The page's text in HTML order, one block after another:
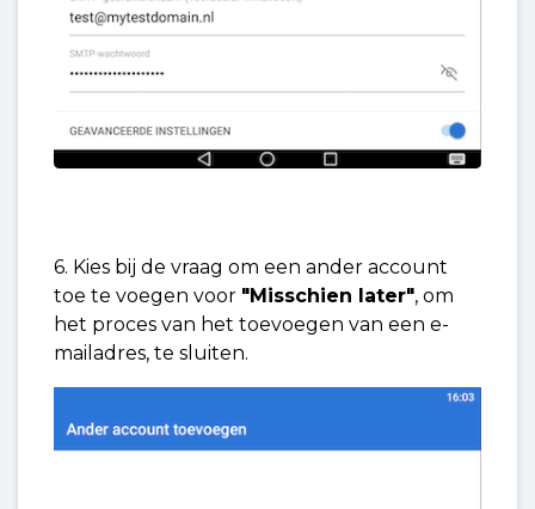
6. Kies bij de vraag om een ander account
toe te voegen voor "Misschien later", om
het proces van het toevoegen van een e-
mailadres, te sluiten.